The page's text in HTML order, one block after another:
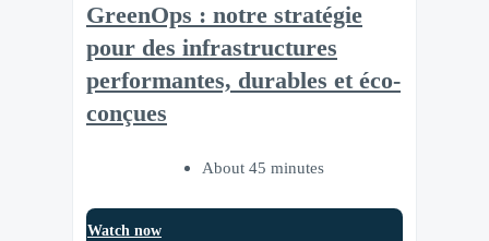
GreenOps : notre stratégie
pour des infrastructures
performantes, durables et éco-
conçues
About 45 minutes
Watch now